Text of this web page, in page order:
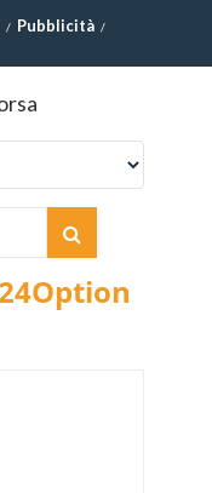
Pubblicità
24Option